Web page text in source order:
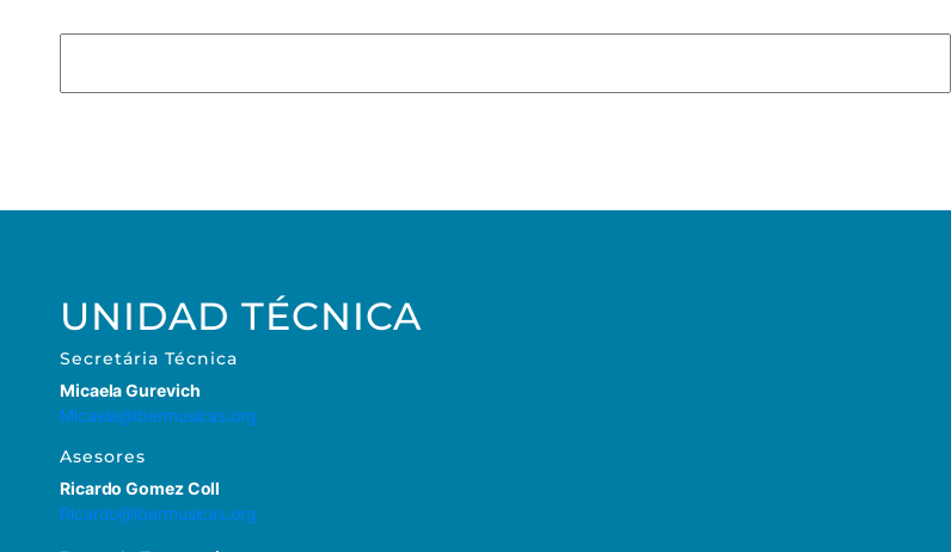
UNIDAD TÉCNICA
Secretária Técnica
Micaela Gurevich
Micaela@ibermusicas.org
Asesores
Ricardo Gomez Coll
Ricardo@ibermusicas.org